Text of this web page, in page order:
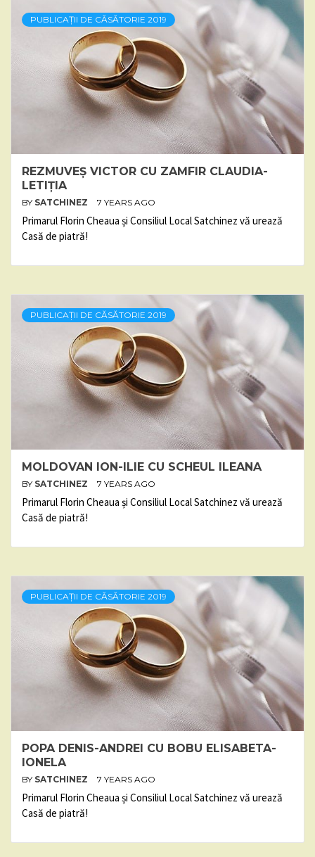
PUBLICAȚII DE CĂSĂTORIE 2019
REZMUVEȘ VICTOR CU ZAMFIR CLAUDIA-
LETIȚIA
BY SATCHINEZ 7 YEARS AGO
Primarul Florin Cheaua și Consiliul Local Satchinez vă urează
Casă de piatră!
PUBLICAȚII DE CĂSĂTORIE 2019
MOLDOVAN ION-ILIE CU SCHEUL ILEANA
BY SATCHINEZ 7 YEARS AGO
Primarul Florin Cheaua și Consiliul Local Satchinez vă urează
Casă de piatră!
PUBLICAȚII DE CĂSĂTORIE 2019
POPA DENIS-ANDREI CU BOBU ELISABETA-
IONELA
BY SATCHINEZ 7 YEARS AGO
Primarul Florin Cheaua și Consiliul Local Satchinez vă urează
Casă de piatră!